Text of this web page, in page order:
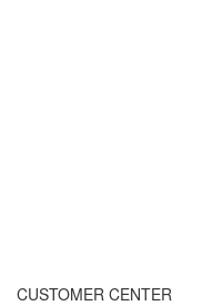
CUSTOMER CENTER